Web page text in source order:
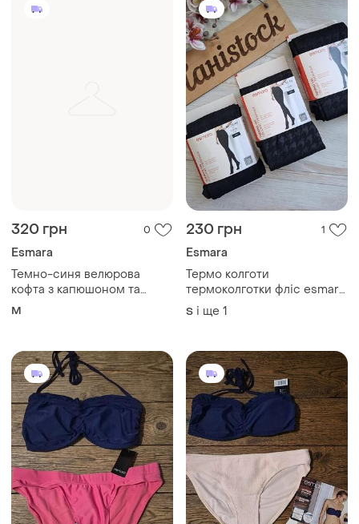
320 грн 0
Esmara
Темно-синя велюрова
кофта з капюшоном та
золотистими шнурками від
M
230 грн 1
Esmara
Термо колготи
термоколготки фліс esmara
s m l
S і ще 1